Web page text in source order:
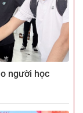
người học